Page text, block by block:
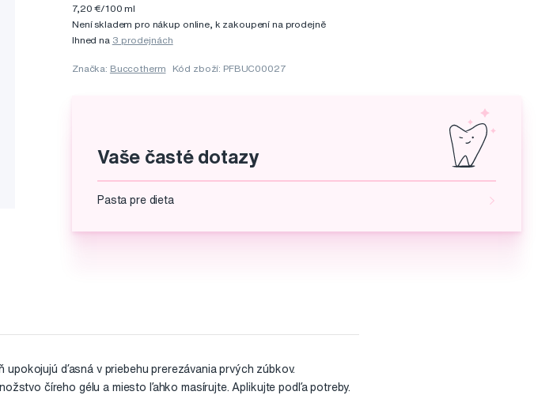
7,20 €/100 ml
Není skladem pro nákup online, k zakoupení na prodejně
Ihned na 3 prodejnách
Značka: Buccotherm Kód zboží: PFBUC00027
Vaše časté dotazy
Pasta pre dieta
ďasná v priebehu prerezávania prvých zúbkov.
číreho gélu a miesto ľahko masírujte. Aplikujte podľa potreby.